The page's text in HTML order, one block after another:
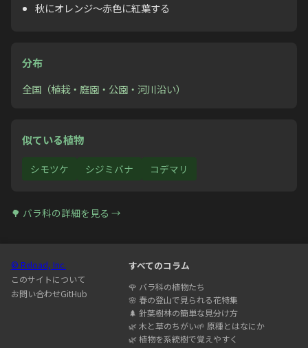
秋にオレンジ〜赤色に紅葉する
分布
全国（植栽・庭園・公園・河川沿い）
似ている植物
シモツケ シジミバナ コデマリ
🌳 バラ科の詳細を見る →
© Reload, Inc.
このサイトについて
お問い合わせGitHub
すべてのコラム
🌹 バラ科の植物たち
🌸 春の登山で見られる花特集
🌲 針葉樹林の簡単な見分け方
🌿 木と草のちがい🌱 原種とはなにか
🌿 植物を系統樹で覚えやすく